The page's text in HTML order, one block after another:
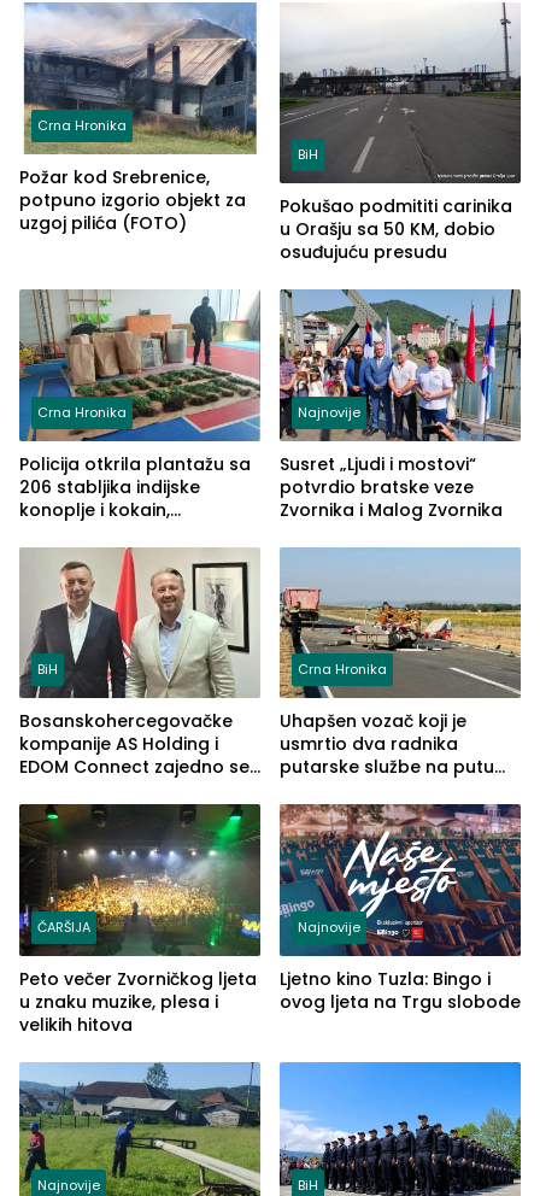
Crna Hronika
Požar kod Srebrenice,
potpuno izgorio objekt za
uzgoj pilića (FOTO)
BiH
Pokušao podmititi carinika
u Orašju sa 50 KM, dobio
osuđujuću presudu
Crna Hronika
Policija otkrila plantažu sa
206 stabljika indijske
konoplje i kokain,
(FOTO)
Najnovije
Susret „Ljudi i mostovi“
potvrdio bratske veze
Zvornika i Malog Zvornika
BiH
Bosanskohercegovačke
kompanije AS Holding i
EDOM Connect zajedno se
Crna Hronika
Uhapšen vozač koji je
usmrtio dva radnika
putarske službe na putu
(FOTO)
ČARŠIJA
Peto večer Zvorničkog ljeta
u znaku muzike, plesa i
velikih hitova
Najnovije
Ljetno kino Tuzla: Bingo i
ovog ljeta na Trgu slobode
Najnovije BiH